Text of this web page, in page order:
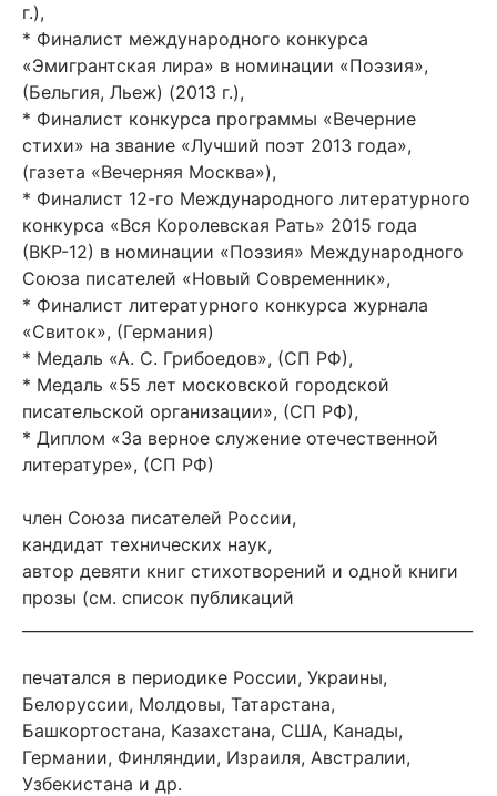
г.),
* Финалист международного конкурса
«Эмигрантская лира» в номинации «Поэзия»,
(Бельгия, Льеж) (2013 г.),
* Финалист конкурса программы «Вечерние
стихи» на звание «Лучший поэт 2013 года»,
(газета «Вечерняя Москва»),
* Финалист 12-го Международного литературного
конкурса «Вся Королевская Рать» 2015 года
(ВКР-12) в номинации «Поэзия» Международного
Союза писателей «Новый Современник»,
* Финалист литературного конкурса журнала
«Свиток», (Германия)
* Медаль «А. С. Грибоедов», (СП РФ),
* Медаль «55 лет московской городской
писательской организации», (СП РФ),
* Диплом «За верное служение отечественной
литературе», (СП РФ)
член Союза писателей России,
кандидат технических наук,
автор девяти книг стихотворений и одной книги
прозы (см. список публикаций
печатался в периодике России, Украины,
Белоруссии, Молдовы, Татарстана,
Башкортостана, Казахстана, США, Канады,
Германии, Финляндии, Израиля, Австралии,
Узбекистана и др.